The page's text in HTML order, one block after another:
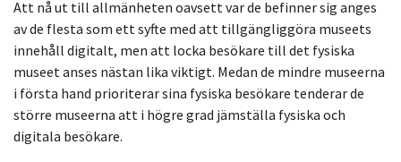
Att nå ut till allmänheten oavsett var de befinner sig anges
av de flesta som ett syfte med att tillgängliggöra museets
innehåll digitalt, men att locka besökare till det fysiska
museet anses nästan lika viktigt. Medan de mindre museerna
i första hand prioriterar sina fysiska besökare tenderar de
större museerna att i högre grad jämställa fysiska och
digitala besökare.